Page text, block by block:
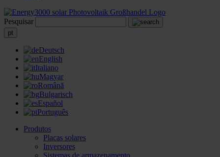
Pesquisar
pt
Deutsch
English
Italiano
Magyar
Română
Bulgarisch
Español
Português
Produtos
Placas solares
Inversores
Sistemas de armazenamento